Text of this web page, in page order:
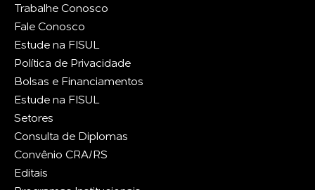
Trabalhe Conosco
Fale Conosco
Estude na FISUL
Política de Privacidade
Bolsas e Financiamentos
Estude na FISUL
Setores
Consulta de Diplomas
Convênio CRA/RS
Editais